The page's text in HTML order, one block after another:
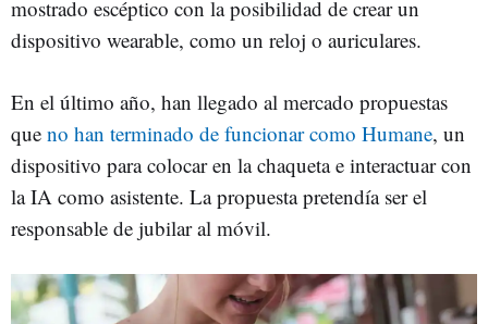
mostrado escéptico con la posibilidad de crear un
dispositivo wearable, como un reloj o auriculares.
En el último año, han llegado al mercado propuestas
que no han terminado de funcionar como Humane, un
dispositivo para colocar en la chaqueta e interactuar con
la IA como asistente. La propuesta pretendía ser el
responsable de jubilar al móvil.